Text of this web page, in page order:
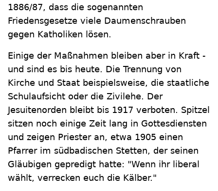
1886/87, dass die sogenannten
Friedensgesetze viele Daumenschrauben
gegen Katholiken lösen.
Einige der Maßnahmen bleiben aber in Kraft -
und sind es bis heute. Die Trennung von
Kirche und Staat beispielsweise, die staatliche
Schulaufsicht oder die Zivilehe. Der
Jesuitenorden bleibt bis 1917 verboten. Spitzel
sitzen noch einige Zeit lang in Gottesdiensten
und zeigen Priester an, etwa 1905 einen
Pfarrer im südbadischen Stetten, der seinen
Gläubigen gepredigt hatte: "Wenn ihr liberal
wählt, verrecken euch die Kälber."